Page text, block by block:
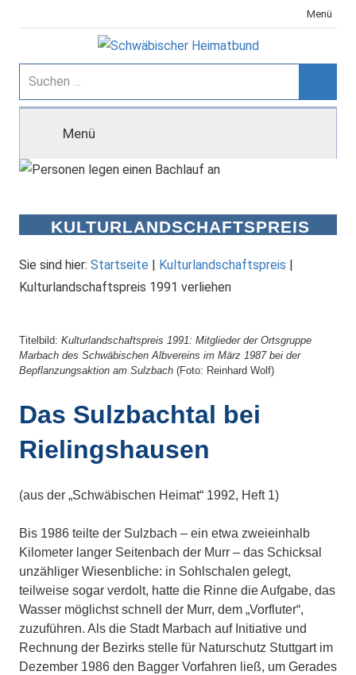
Inhalt
Menü
Schwäbischer
Heimatbund
Suchen
nach:
Menü
KULTURLANDSCHAFTSPREIS
Sie sind hier: Startseite | Kulturlandschaftspreis |
Kulturlandschaftspreis 1991 verliehen
Titelbild: Kulturlandschaftspreis 1991: Mitglieder der Ortsgruppe
Marbach des Schwäbischen Albvereins im März 1987 bei der
Bepflanzungsaktion am Sulzbach (Foto: Reinhard Wolf)
Das Sulzbachtal bei
Rielingshausen
(aus der „Schwäbischen Heimat“ 1992, Heft 1)
Bis 1986 teilte der Sulzbach – ein etwa zweieinhalb
Kilometer langer Seitenbach der Murr – das Schicksal
unzähliger Wiesenbliche: in Sohlschalen gelegt,
teilweise sogar verdolt, hatte die Rinne die Aufgabe, das
Wasser möglichst schnell der Murr, dem „Vorfluter“,
zuzuführen. Als die Stadt Marbach auf Initiative und
Rechnung der Bezirks stelle für Naturschutz Stuttgart im
Dezember 1986 den Bagger Vorfahren ließ, um Gerades